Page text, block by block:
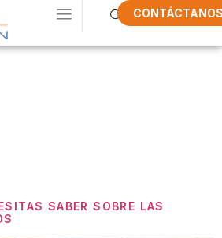
SABER SOBRE LAS